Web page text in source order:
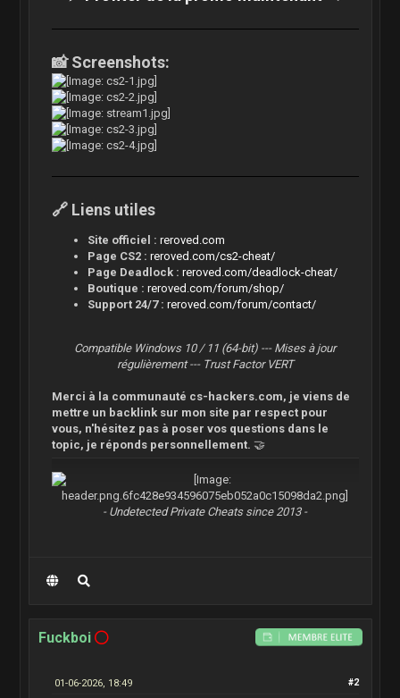
📸 Screenshots:
🔗 Liens utiles
Site officiel : reroved.com
Page CS2 : reroved.com/cs2-cheat/
Page Deadlock : reroved.com/deadlock-cheat/
Boutique : reroved.com/forum/shop/
Support 24/7 : reroved.com/forum/contact/
Compatible Windows 10 / 11 (64-bit) --- Mises à jour
régulièrement --- Trust Factor VERT
Merci à la communauté cs-hackers.com, je viens de
mettre un backlink sur mon site par respect pour
vous, n'hésitez pas à poser vos questions dans le
topic, je réponds personnellement. 🤝
- Undetected Private Cheats since 2013 -
Fuckboi
#2
01-06-2026, 18:49